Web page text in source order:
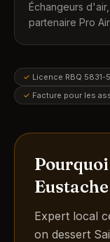
Échangeurs
partenaire Pro
✓ Licence RBQ 5831-
✓ Facture pour les
Eustache
Expert local
on dessert